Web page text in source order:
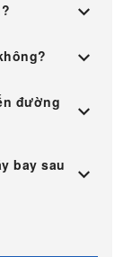
đường
bay sau